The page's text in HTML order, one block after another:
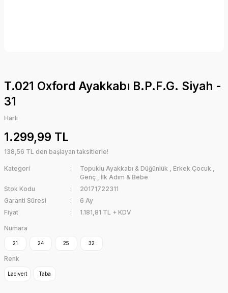
T.021 Oxford Ayakkabı B.P.F.G. Siyah -
31
Harli
1.299,99 TL
138,56 TL den başlayan taksitlerle!
Kategori Topuklu Ayakkabı & Düğünlük , Erkek Çocuk ,
Genç , İlk Adım & Bebe
Stok Kodu
20171722311
Garanti Süresi
6 Ay
Fiyat
1.181,81 TL + KDV
Numara
21 24 25 32
Renk
Lacivert Taba